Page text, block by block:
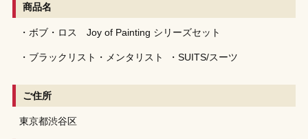
商品名
・ボブ・ロス Joy of Painting シリーズセット
・ブラックリスト・メンタリスト ・SUITS/スーツ
ご住所
東京都渋谷区